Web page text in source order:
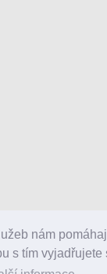
nám
s tím vyjadřujete